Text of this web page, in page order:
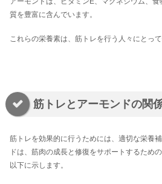
質を豊富に含んでいます。
これらの栄養素は、筋トレを行う人々にとって
筋トレとアーモンドの関
筋トレを効果的に行うためには、適切な栄養
ドは、筋肉の成長と修復をサポートするため
以下に示します。